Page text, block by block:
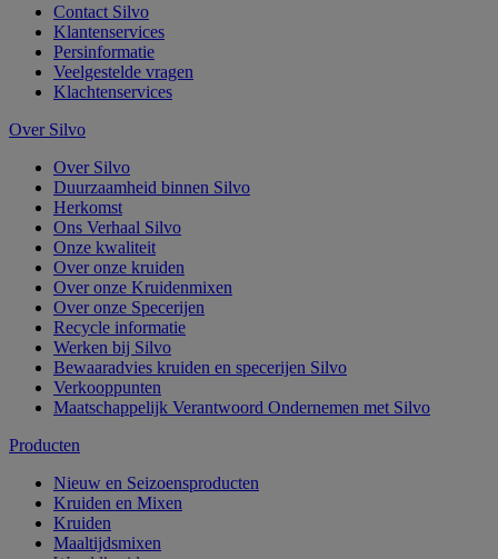
Contact Silvo
Klantenservices
Persinformatie
Veelgestelde vragen
Klachtenservices
Over Silvo
Over Silvo
Duurzaamheid binnen Silvo
Herkomst
Ons Verhaal Silvo
Onze kwaliteit
Over onze kruiden
Over onze Kruidenmixen
Over onze Specerijen
Recycle informatie
Werken bij Silvo
Bewaaradvies kruiden en specerijen Silvo
Verkooppunten
Maatschappelijk Verantwoord Ondernemen met Silvo
Producten
Nieuw en Seizoensproducten
Kruiden en Mixen
Kruiden
Maaltijdsmixen